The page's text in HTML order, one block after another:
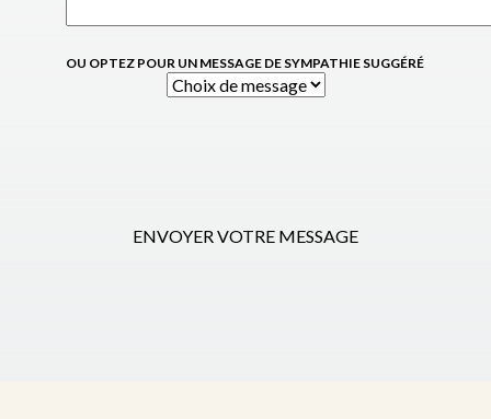
OU OPTEZ POUR UN MESSAGE DE SYMPATHIE SUGGÉRÉ
ENVOYER VOTRE MESSAGE